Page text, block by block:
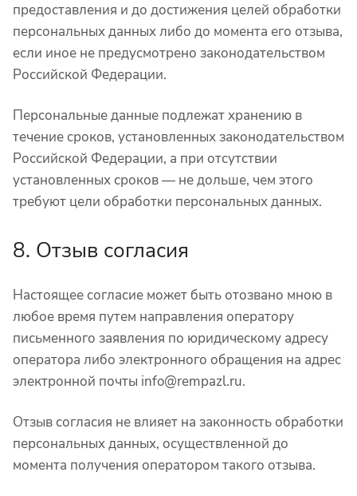
предоставления и до достижения целей обработки
персональных данных либо до момента его отзыва,
если иное не предусмотрено законодательством
Российской Федерации.
Персональные данные подлежат хранению в
течение сроков, установленных законодательством
Российской Федерации, а при отсутствии
установленных сроков — не дольше, чем этого
требуют цели обработки персональных данных.
8. Отзыв согласия
Настоящее согласие может быть отозвано мною в
любое время путем направления оператору
письменного заявления по юридическому адресу
оператора либо электронного обращения на адрес
электронной почты info@rempazl.ru.
Отзыв согласия не влияет на законность обработки
персональных данных, осуществленной до
момента получения оператором такого отзыва.